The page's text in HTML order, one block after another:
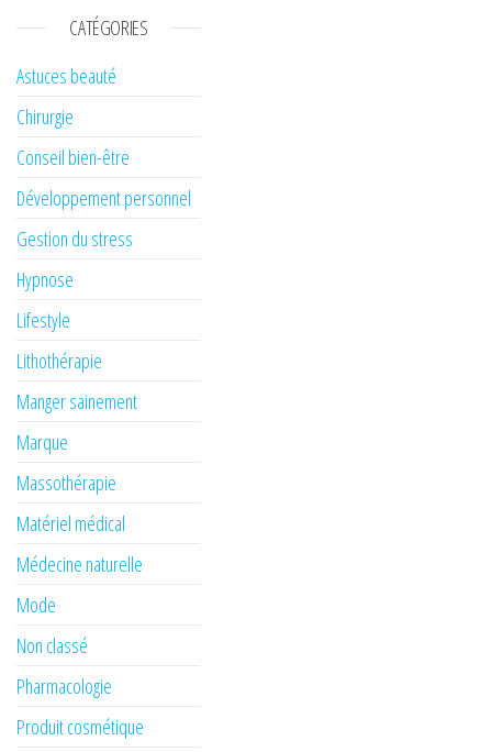
CATÉGORIES
Astuces beauté
Chirurgie
Conseil bien-être
Développement personnel
Gestion du stress
Hypnose
Lifestyle
Lithothérapie
Manger sainement
Marque
Massothérapie
Matériel médical
Médecine naturelle
Mode
Non classé
Pharmacologie
Produit cosmétique